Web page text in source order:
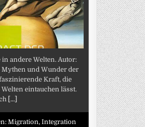
andere Welten. Autor:
Mythen und Wunder der
Kraft, die
eintauchen lässt.
[...]
Migration, Integration